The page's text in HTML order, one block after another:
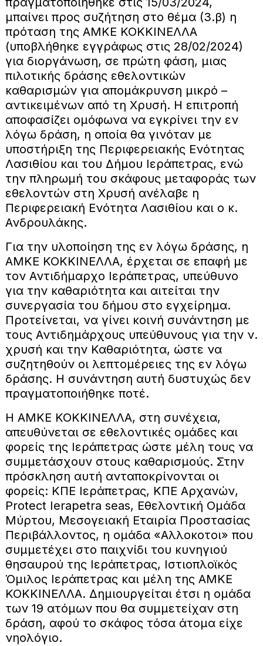
μπαίνει προς συζήτηση στο θέμα (3.β) η
πρόταση της ΑΜΚΕ ΚΟΚΚΙΝΕΛΛΑ
(υποβλήθηκε εγγράφως στις 28/02/2024)
για διοργάνωση, σε πρώτη φάση, μιας
πιλοτικής δράσης εθελοντικών
καθαρισμών για απομάκρυνση μικρό –
αντικειμένων από τη Χρυσή. Η επιτροπή
αποφασίζει ομόφωνα να εγκρίνει την εν
λόγω δράση, η οποία θα γινόταν με
υποστήριξη της Περιφερειακής Ενότητας
Λασιθίου και του Δήμου Ιεράπετρας, ενώ
την πληρωμή του σκάφους μεταφοράς των
εθελοντών στη Χρυσή ανέλαβε η
Περιφερειακή Ενότητα Λασιθίου και ο κ.
Ανδρουλάκης.
Για την υλοποίηση της εν λόγω δράσης, η
ΑΜΚΕ ΚΟΚΚΙΝΕΛΛΑ, έρχεται σε επαφή με
τον Αντιδήμαρχο Ιεράπετρας, υπεύθυνο
για την καθαριότητα και αιτείται την
συνεργασία του δήμου στο εγχείρημα.
Προτείνεται, να γίνει κοινή συνάντηση με
τους Αντιδημάρχους υπεύθυνους για την ν.
χρυσή και την Καθαριότητα, ώστε να
συζητηθούν οι λεπτομέρειες της εν λόγω
δράσης. Η συνάντηση αυτή δυστυχώς δεν
πραγματοποιήθηκε ποτέ.
Η ΑΜΚΕ ΚΟΚΚΙΝΕΛΛΑ, στη συνέχεια,
απευθύνεται σε εθελοντικές ομάδες και
φορείς της Ιεράπετρας ώστε μέλη τους να
συμμετάσχουν στους καθαρισμούς. Στην
πρόσκληση αυτή ανταποκρίνονται οι
φορείς: ΚΠΕ Ιεράπετρας, ΚΠΕ Αρχανών,
Protect Ierapetra seas, Εθελοντική Ομάδα
Μύρτου, Μεσογειακή Εταιρία Προστασίας
Περιβάλλοντος, η ομάδα «Αλλοκοτοι» που
συμμετέχει στο παιχνίδι του κυνηγιού
θησαυρού της Ιεράπετρας, Ιστιοπλοϊκός
Όμιλος Ιεράπετρας και μέλη της ΑΜΚΕ
ΚΟΚΚΙΝΕΛΛΑ. Δημιουργείται έτσι η ομάδα
των 19 ατόμων που θα συμμετείχαν στη
δράση, αφού το σκάφος τόσα άτομα είχε
νηολόγιο.